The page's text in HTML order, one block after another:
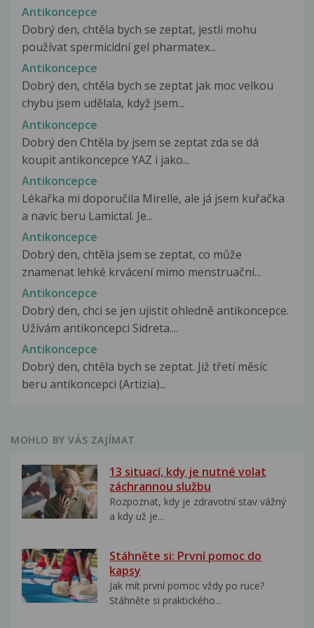
Antikoncepce
Dobrý den, chtěla bych se zeptat, jestli mohu
používat spermicidní gel pharmatex...
Antikoncepce
Dobrý den, chtěla bych se zeptat jak moc velkou
chybu jsem udělala, když jsem...
Antikoncepce
Dobrý den Chtěla by jsem se zeptat zda se dá
koupit antikoncepce YAZ i jako...
Antikoncepce
Lékařka mi doporučila Mirelle, ale já jsem kuřačka
a navíc beru Lamictal. Je...
Antikoncepce
Dobrý den, chtěla jsem se zeptat, co může
znamenat lehké krvácení mimo menstruační...
Antikoncepce
Dobrý den, chci se jen ujistit ohledně antikoncepce.
Užívám antikoncepci Sidreta....
Antikoncepce
Dobrý den, chtěla bych se zeptat. Již třetí měsíc
beru antikoncepci (Artizia)...
MOHLO BY VÁS ZAJÍMAT
13 situací, kdy je nutné volat
záchrannou službu
Rozpoznat, kdy je zdravotní stav vážný
a kdy už je...
Stáhněte si: První pomoc do
kapsy
Jak mít první pomoc vždy po ruce?
Stáhněte si praktického...